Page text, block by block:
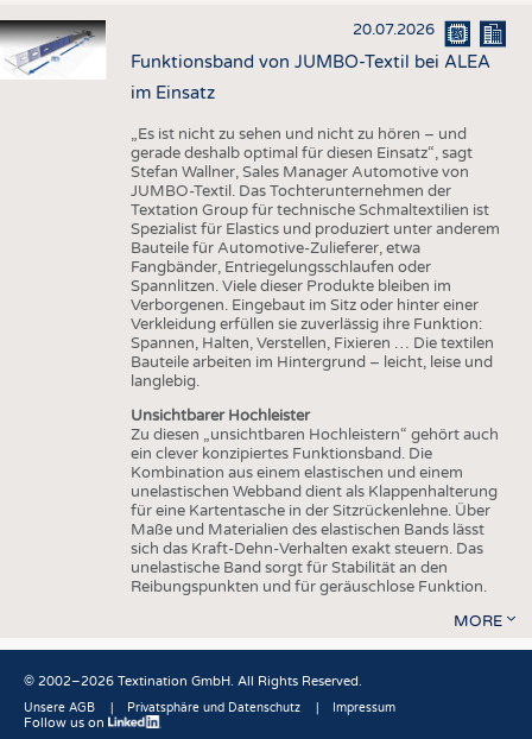
20.07.2026
Funktionsband von JUMBO-Textil bei ALEA
im Einsatz
„Es ist nicht zu sehen und nicht zu hören – und
gerade deshalb optimal für diesen Einsatz“, sagt
Stefan Wallner, Sales Manager Automotive von
JUMBO-Textil. Das Tochterunternehmen der
Textation Group für technische Schmaltextilien ist
Spezialist für Elastics und produziert unter anderem
Bauteile für Automotive-Zulieferer, etwa
Fangbänder, Entriegelungsschlaufen oder
Spannlitzen. Viele dieser Produkte bleiben im
Verborgenen. Eingebaut im Sitz oder hinter einer
Verkleidung erfüllen sie zuverlässig ihre Funktion:
Spannen, Halten, Verstellen, Fixieren … Die textilen
Bauteile arbeiten im Hintergrund – leicht, leise und
langlebig.
Unsichtbarer Hochleister
Zu diesen „unsichtbaren Hochleistern“ gehört auch
ein clever konzipiertes Funktionsband. Die
Kombination aus einem elastischen und einem
unelastischen Webband dient als Klappenhalterung
für eine Kartentasche in der Sitzrückenlehne. Über
Maße und Materialien des elastischen Bands lässt
sich das Kraft-Dehn-Verhalten exakt steuern. Das
unelastische Band sorgt für Stabilität an den
Reibungspunkten und für geräuschlose Funktion.
MORE
© 2002–2026 Textination GmbH. All Rights Reserved.
Fußbereich
Unsere AGB Privatsphäre und Datenschutz Impressum
Follow us on